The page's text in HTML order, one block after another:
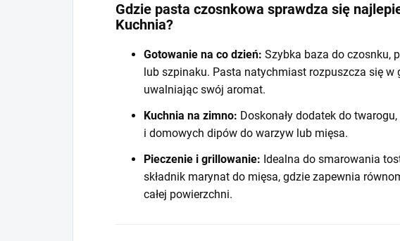
Gdzie pasta czosnkowa sprawdza się
Kuchnia?
Gotowanie na co dzień: Szybka baza do czosnku,
lub szpinaku. Pasta natychmiast rozpuszcza się w
uwalniając swój aromat.
Kuchnia na zimno: Doskonały dodatek do
i domowych dipów do warzyw lub mięsa.
Pieczenie i grillowanie: Idealna do smarowania
składnik marynat do mięsa, gdzie zapewnia
całej powierzchni.